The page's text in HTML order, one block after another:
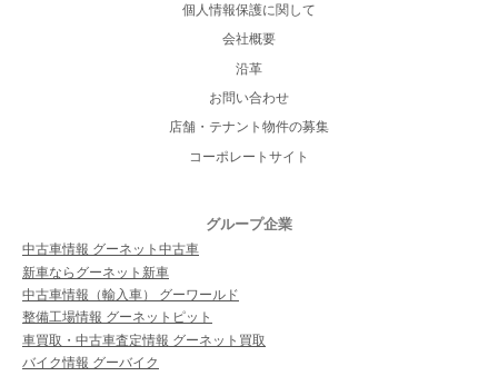
個人情報保護に関して
会社概要
沿革
お問い合わせ
店舗・テナント物件の募集
コーポレートサイト
グループ企業
中古車情報 グーネット中古車
新車ならグーネット新車
中古車情報（輸入車） グーワールド
整備工場情報 グーネットピット
車買取・中古車査定情報 グーネット買取
バイク情報 グーバイク